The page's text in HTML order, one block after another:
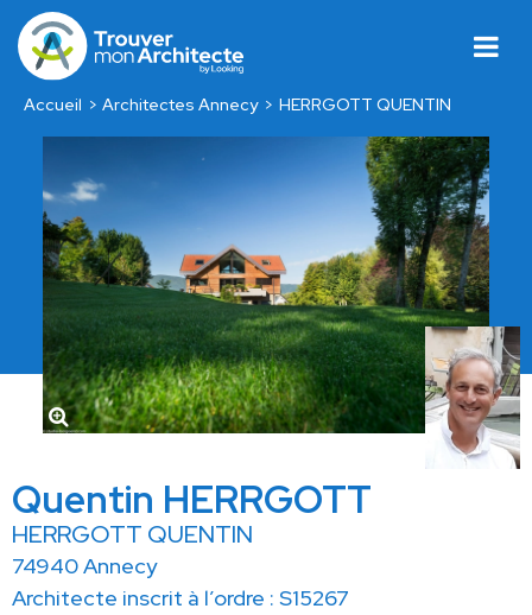
Accueil Architectes Annecy HERRGOTT QUENTIN
Quentin HERRGOTT
HERRGOTT QUENTIN
74940 Annecy
Architecte inscrit à l’ordre : S15267